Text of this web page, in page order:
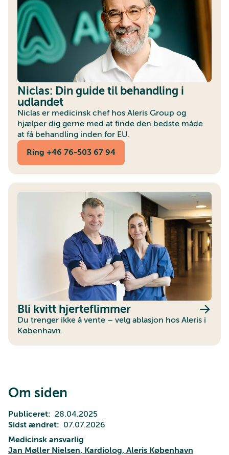
Niclas: Din guide til behandling i
udlandet
Niclas er medicinsk chef hos Aleris Group og
hjælper dig gerne med at finde den bedste måde
at få behandling inden for EU.
Ring +46 76-503 67 94
Bli kvitt hjerteflimmer
Du trenger ikke å vente – velg ablasjon hos Aleris i
København.
Om siden
Publiceret
28.04.2025
Sidst ændret
07.07.2026
Medicinsk ansvarlig
Jan Møller Nielsen, Kardiolog, Aleris København